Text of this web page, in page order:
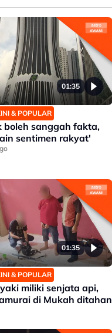
01:35
& POPULAR
boleh sanggah fakta,
sentimen rakyat'
01:35
& POPULAR
miliki senjata api,
di Mukah ditahan